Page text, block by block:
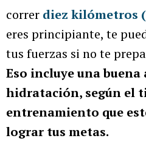
correr diez kilómetros
eres principiante, te
tus fuerzas si no te
Eso incluye una
hidratación, según el
entrenamiento que
lograr tus metas.